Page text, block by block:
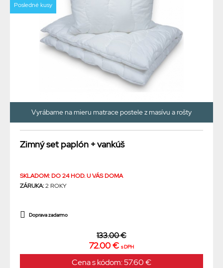
Posledné kusy
Vyrábame na mieru matrace postele z masívu a rošty
Zimný set paplón + vankúš
SKLADOM: DO 24 HOD. U VÁS DOMA
ZÁRUKA:2 ROKY
Doprava zadarmo
133.00 €
72.00 € s DPH
Cena s kódom: 57.60 €